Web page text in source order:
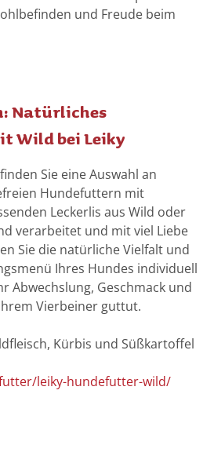
und Freude beim
Natürliches
Wild bei Leiky
Sie eine Auswahl an
Hundefuttern mit
Leckerlis aus Wild oder
verarbeitet und mit viel Liebe
Sie die natürliche Vielfalt und
Ihres Hundes individuell
Abwechslung, Geschmack und
Vierbeiner guttut.
Kürbis und Süßkartoffel
leiky-hundefutter-wild/